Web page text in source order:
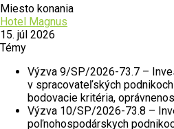
Miesto konania
Hotel Magnus
15. júl 2026
Témy
Výzva 9/SP/2026-73.7 –
v spracovateľských
bodovacie kritéria,
Výzva 10/SP/2026-73.8 –
poľnohospodárskych